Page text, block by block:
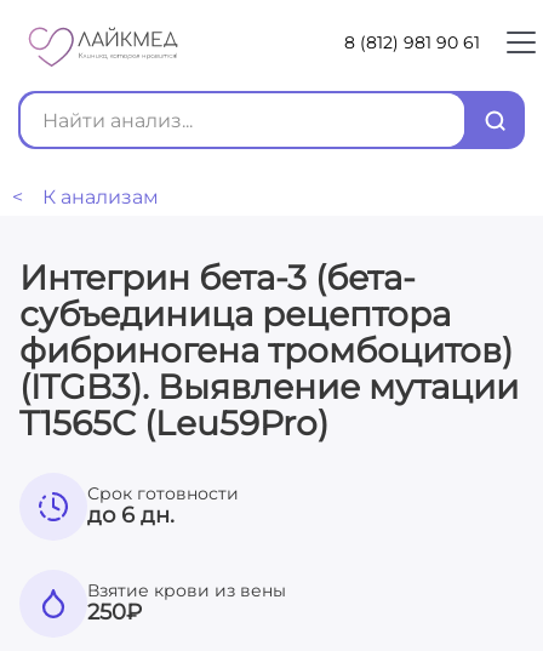
8 (812) 981 90 61
< К анализам
Интегрин бета-3 (бета-
субъединица рецептора
фибриногена тромбоцитов)
(ITGB3). Выявление мутации
T1565C (Leu59Pro)
Срок готовности
до 6 дн.
Взятие крови из вены
250₽